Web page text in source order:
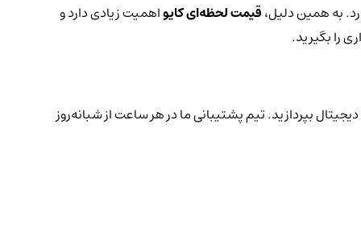
به همین دلیل،قیمت لحظه‌ای کایواهمیت زیادی دارد و
را بگیرید.
بپردازید. تیم پشتیبانی ما در هر ساعت از شبانه‌روز